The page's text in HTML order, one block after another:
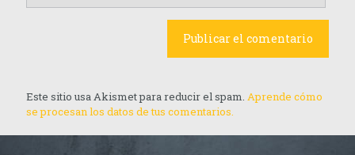
Este sitio usa Akismet para reducir el spam. Aprende cómo
se procesan los datos de tus comentarios.